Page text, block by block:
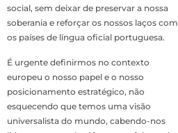
social, sem deixar de preservar a nossa
soberania e reforçar os nossos laços com
os países de língua oficial portuguesa.
É urgente definirmos no contexto
europeu o nosso papel e o nosso
posicionamento estratégico, não
esquecendo que temos uma visão
universalista do mundo, cabendo-nos